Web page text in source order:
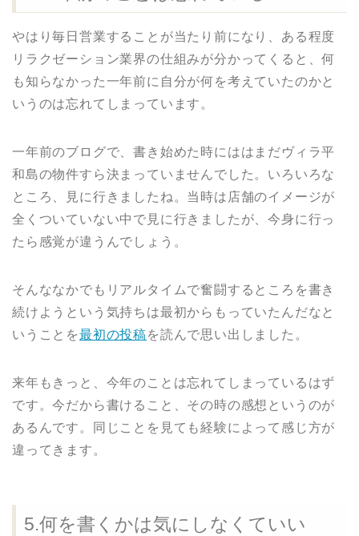
やはり毎日営業することが当たり前になり、ある程度
リラクゼーション業界の仕組みが分かってくると、何
も知らなかった一年前に自分が何を考えていたのかと
いうのは忘れてしまっています。
一年前のブログで、書き始めた時にははまだヴィラ平
和島の物件すら決まっていませんでした。いろいろな
ところ、見に行きましたね。当時は店舗のイメージが
全くついていない中で見に行きましたが、今身に行っ
たら感覚が違うんでしょう。
そんななかでもリアルタイムで奮闘するところを書き
続けようという気持ちは最初からもっていたんだなと
いうことを最初の投稿を読んで思い出しました。
来年もきっと、今年のことは忘れてしまっているはず
です。今だから書けること、その時の感想というのが
あるんです。同じことを見ても経験によって感じ方が
違ってきます。
5.何を書くかは気にしなくていい